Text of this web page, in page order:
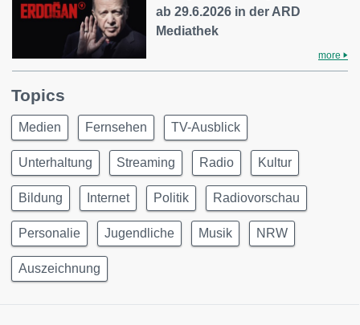
ab 29.6.2026 in der ARD
Mediathek
more
Topics
Medien Fernsehen TV-Ausblick
Unterhaltung Streaming Radio Kultur
Bildung Internet Politik Radiovorschau
Personalie Jugendliche Musik NRW
Auszeichnung